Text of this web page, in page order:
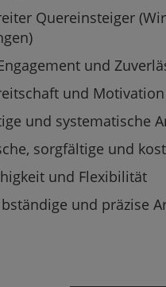
Quereinsteiger
und
und
und systematische
sorgfältige und
und Flexibilität
und präzise